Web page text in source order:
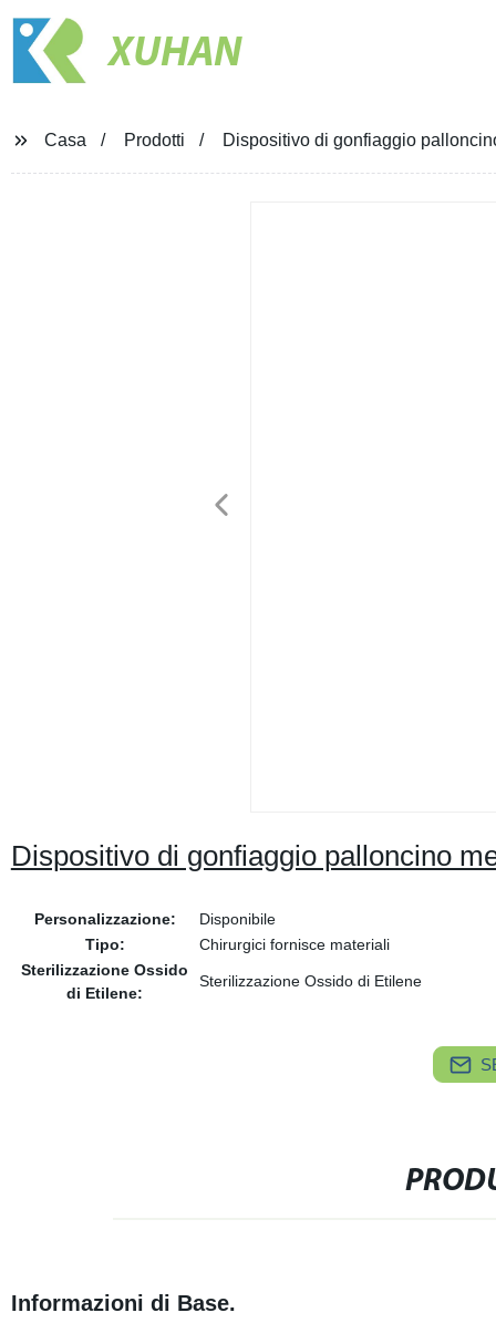
XUHAN
Casa Prodotti Dispositivo di gonfiaggio
Dispositivo di gonfiaggio palloncino
Personalizzazione:
Disponibile
Tipo:
Chirurgici fornisce materiali
Sterilizzazione Ossido
di Etilene:
Sterilizzazione Ossido di Etilene
Informazioni di Base.